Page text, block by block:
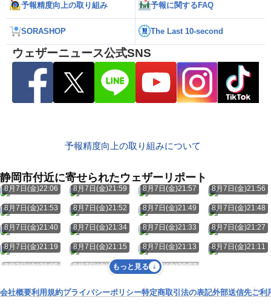
予報精度向上の取り組み 予報に関するFAQ
SORASHOP The Last 10-second
ウェザーニュース公式SNS
予報精度向上の取り組みについて
静岡市付近に寄せられたウェザーリポート
8月7日(金)22:06 8月7日(金)21:59 8月7日(金)21:57 8月7日(金)21:56
8月7日(金)21:53 8月7日(金)21:52 8月7日(金)21:49 8月7日(金)21:48
8月7日(金)21:40 8月7日(金)21:34 8月7日(金)21:33 8月7日(金)21:27
8月7日(金)21:19 8月7日(金)21:15 8月7日(金)21:13 8月7日(金)21:11
8月7日(金)21:05 8月7日(金)21:00 8月7日(金)20:57
もっと見る
会社概要利用規約プライバシーポリシー特定商取引法の表記外部送信先ご利